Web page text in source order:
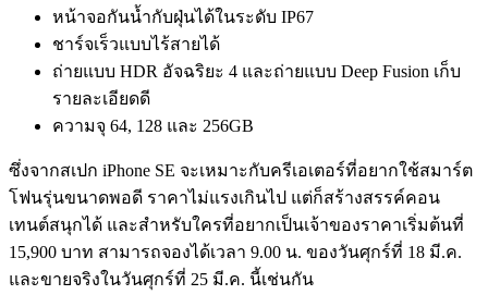
หน้าจอกันน้ำกับฝุ่นได้ในระดับ IP67
ชาร์จเร็วแบบไร้สายได้
ถ่ายแบบ HDR อัจฉริยะ 4 และถ่ายแบบ Deep Fusion เก็บ
รายละเอียดดี
ความจุ 64, 128 และ 256GB
ซึ่งจากสเปก iPhone SE จะเหมาะกับครีเอเตอร์ที่อยากใช้สมาร์ต
โฟนรุ่นขนาดพอดี ราคาไม่แรงเกินไป แต่ก็สร้างสรรค์คอน
เทนต์สนุกได้ และสำหรับใครที่อยากเป็นเจ้าของราคาเริ่มต้นที่
15,900 บาท สามารถจองได้เวลา 9.00 น. ของวันศุกร์ที่ 18 มี.ค.
และขายจริงในวันศุกร์ที่ 25 มี.ค. นี้เช่นกัน